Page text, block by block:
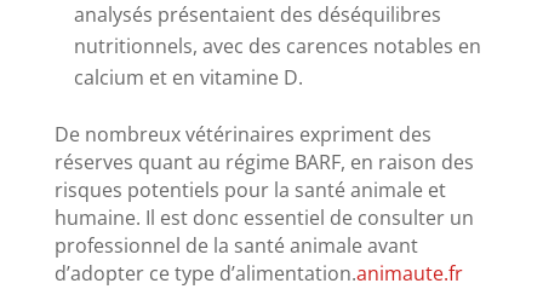
analysés présentaient des déséquilibres
nutritionnels, avec des carences notables en
calcium et en vitamine D.
De nombreux vétérinaires expriment des
réserves quant au régime BARF, en raison des
risques potentiels pour la santé animale et
humaine. Il est donc essentiel de consulter un
professionnel de la santé animale avant
d’adopter ce type d’alimentation.animaute.fr